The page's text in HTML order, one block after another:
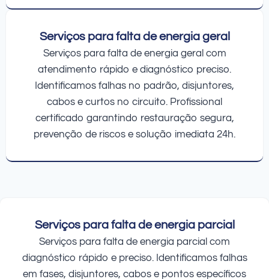
Serviços para falta de energia geral
Serviços para falta de energia geral com
atendimento rápido e diagnóstico preciso.
Identificamos falhas no padrão, disjuntores,
cabos e curtos no circuito. Profissional
certificado garantindo restauração segura,
prevenção de riscos e solução imediata 24h.
Serviços para falta de energia parcial
Serviços para falta de energia parcial com
diagnóstico rápido e preciso. Identificamos falhas
em fases, disjuntores, cabos e pontos específicos